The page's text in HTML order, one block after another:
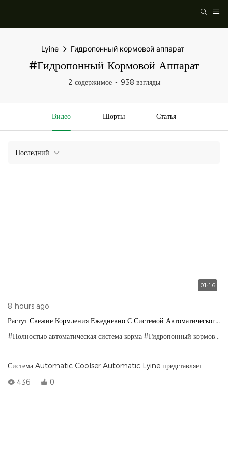
Lyine Гидропонный кормовой аппарат
#Гидропонный Кормовой Аппарат
2 содержимое 938 взгляды
Видео Шорты Статья
Последний
01:16
8 hours ago
Растут Свежие Кормления Ежедневно С Системой Автоматического
Кормового Кормового Раствора Lyine
#Полностью автоматическая система корма#Гидропонный кормовой аппарат
Система Automatic Coolser Automatic Lyine представляет
собой полностью автоматизированную систему производства
436 0